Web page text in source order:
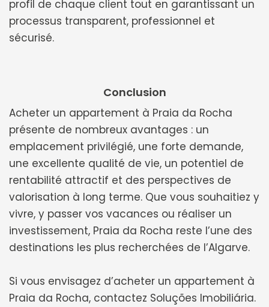
profil de chaque client tout en garantissant un
processus transparent, professionnel et
sécurisé.
Conclusion
Acheter un appartement à Praia da Rocha
présente de nombreux avantages : un
emplacement privilégié, une forte demande,
une excellente qualité de vie, un potentiel de
rentabilité attractif et des perspectives de
valorisation à long terme. Que vous souhaitiez y
vivre, y passer vos vacances ou réaliser un
investissement, Praia da Rocha reste l’une des
destinations les plus recherchées de l’Algarve.
Si vous envisagez d’acheter un appartement à
Praia da Rocha, contactez Soluções Imobiliária.